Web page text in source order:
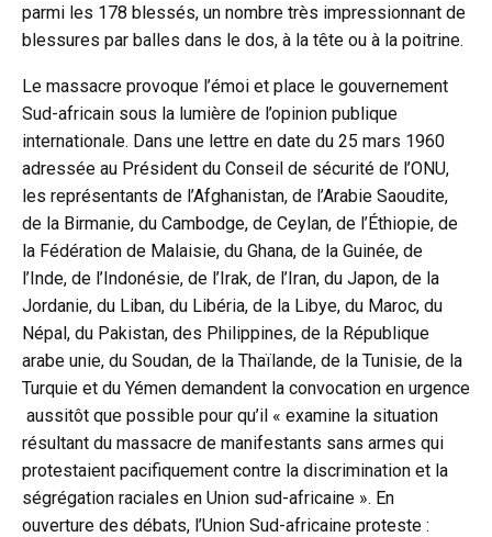
parmi les 178 blessés, un nombre très impressionnant de
blessures par balles dans le dos, à la tête ou à la poitrine.
Le massacre provoque l’émoi et place le gouvernement
Sud-africain sous la lumière de l’opinion publique
internationale. Dans une lettre en date du 25 mars 1960
adressée au Président du Conseil de sécurité de l’ONU,
les représentants de l’Afghanistan, de l’Arabie Saoudite,
de la Birmanie, du Cambodge, de Ceylan, de l’Éthiopie, de
la Fédération de Malaisie, du Ghana, de la Guinée, de
l’Inde, de l’Indonésie, de l’Irak, de l’Iran, du Japon, de la
Jordanie, du Liban, du Libéria, de la Libye, du Maroc, du
Népal, du Pakistan, des Philippines, de la République
arabe unie, du Soudan, de la Thaïlande, de la Tunisie, de la
Turquie et du Yémen demandent la convocation en urgence
aussitôt que possible pour qu’il « examine la situation
résultant du massacre de manifestants sans armes qui
protestaient pacifiquement contre la discrimination et la
ségrégation raciales en Union sud-africaine ». En
ouverture des débats, l’Union Sud-africaine proteste :